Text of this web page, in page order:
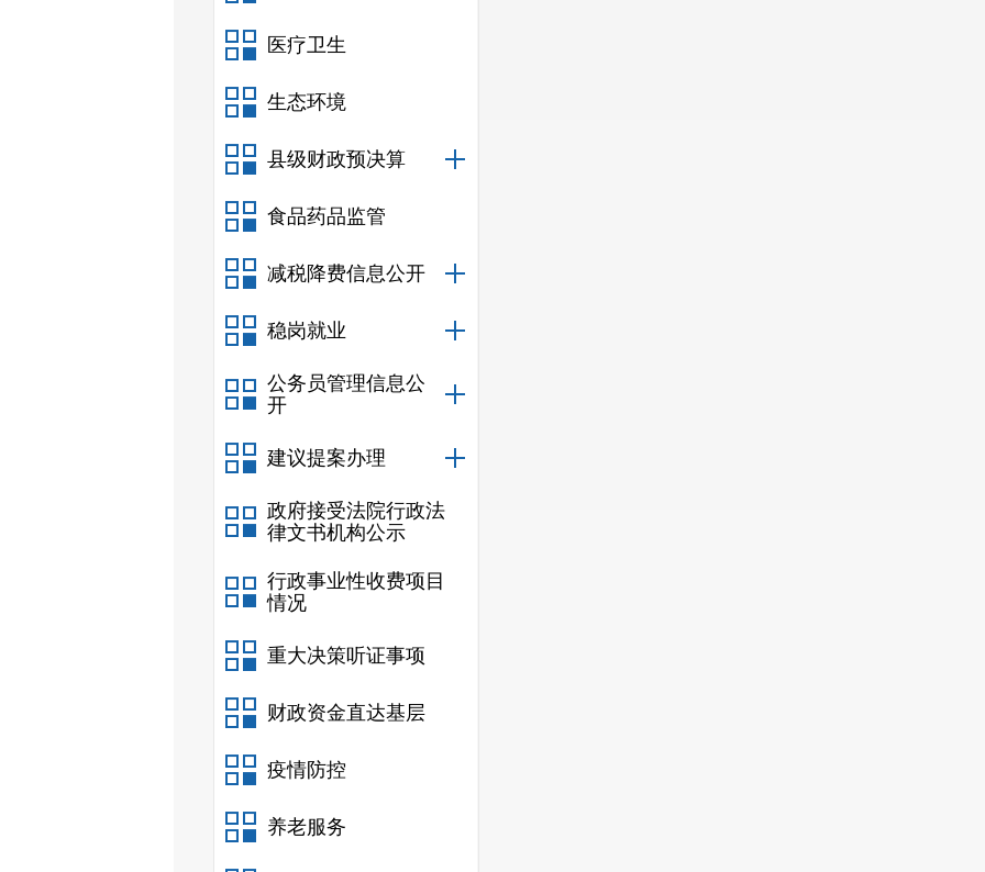
医疗卫生
生态环境
县级财政预决算
食品药品监管
减税降费信息公开
稳岗就业
公务员管理信息公
开
建议提案办理
政府接受法院行政法
律文书机构公示
行政事业性收费项目
情况
重大决策听证事项
财政资金直达基层
疫情防控
养老服务